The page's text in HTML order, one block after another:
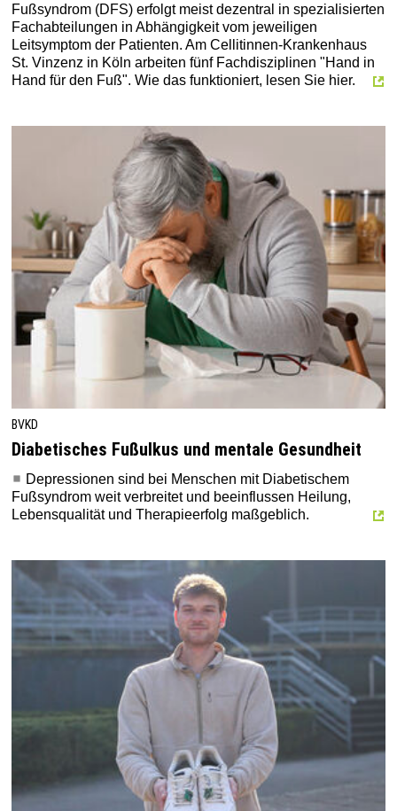
Fußsyndrom (DFS) erfolgt meist dezentral in spezialisierten
Fachabteilungen in Abhängigkeit vom jeweiligen
Leitsymptom der Patienten. Am Cellitinnen-Krankenhaus
St. Vinzenz in Köln arbeiten fünf Fachdisziplinen "Hand in
Hand für den Fuß". Wie das funktioniert, lesen Sie hier.
BVKD
Diabetisches Fußulkus und mentale Gesundheit
Depressionen sind bei Menschen mit Diabetischem
Fußsyndrom weit verbreitet und beeinflussen Heilung,
Lebensqualität und Therapieerfolg maßgeblich.